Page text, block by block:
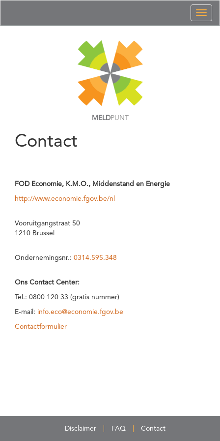
MELDPUNT
Contact
FOD Economie, K.M.O., Middenstand en Energie
http://www.economie.fgov.be/nl
Vooruitgangstraat 50
1210 Brussel
Ondernemingsnr.: 0314.595.348
Ons Contact Center:
Tel.: 0800 120 33 (gratis nummer)
E-mail: info.eco@economie.fgov.be
Contactformulier
Disclaimer FAQ Contact